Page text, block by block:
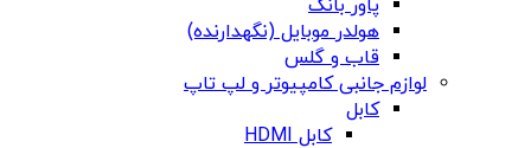
پاور بانک
هولدر موبایل (نگهدارنده)
قاب و گلس
لوازم جانبی کامپیوتر و لپ تاپ
کابل
کابل HDMI